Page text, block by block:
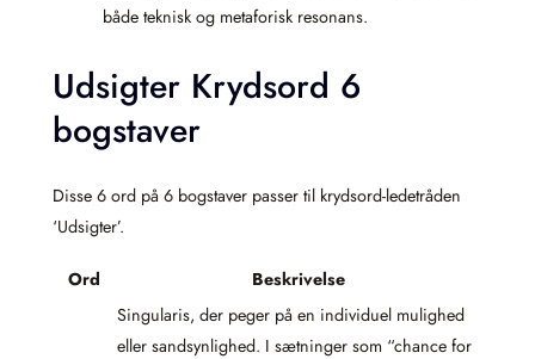
både teknisk og metaforisk resonans.
Udsigter Krydsord 6
bogstaver
Disse 6 ord på 6 bogstaver passer til krydsord-ledetråden
‘Udsigter’.
Ord Beskrivelse
Singularis, der peger på en individuel mulighed
eller sandsynlighed. I sætninger som “chance for